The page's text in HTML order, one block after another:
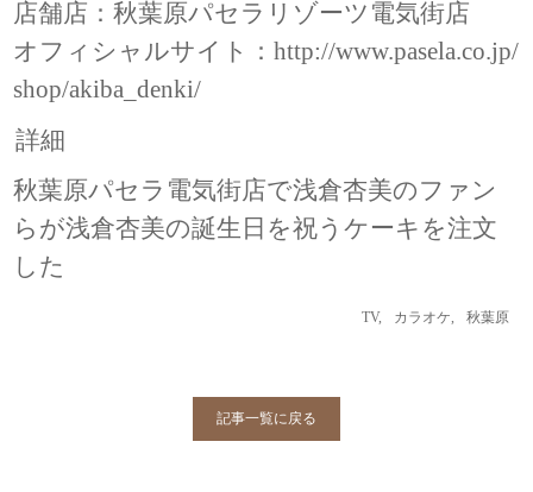
店舗店：秋葉原パセラリゾーツ電気街店
オフィシャルサイト：http://www.pasela.co.jp/
shop/akiba_denki/
詳細
秋葉原パセラ電気街店で浅倉杏美のファン
らが浅倉杏美の誕生日を祝うケーキを注文
した
TV, カラオケ 秋葉原
記事一覧に戻る